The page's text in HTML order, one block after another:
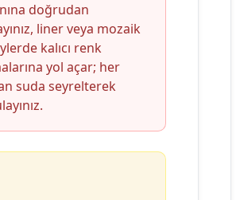
doğrudan
liner veya mozaik
kalıcı renk
yol açar; her
suda seyrelterek